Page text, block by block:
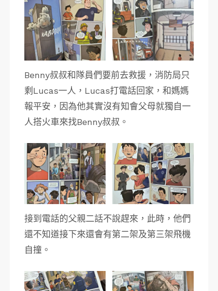
Benny叔叔和隊員們要前去救援，消防局只
剩Lucas一人，Lucas打電話回家，和媽媽
報平安，因為他其實沒有知會父母就獨自一
人搭火車來找Benny叔叔。
接到電話的父親二話不說趕來，此時，他們
還不知道接下來還會有第二架及第三架飛機
自撞。